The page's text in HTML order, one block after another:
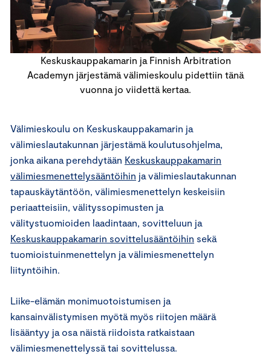
Keskuskauppakamarin ja Finnish Arbitration
Academyn järjestämä välimieskoulu pidettiin tänä
vuonna jo viidettä kertaa.
Välimieskoulu on Keskuskauppakamarin ja
välimieslautakunnan järjestämä koulutusohjelma,
jonka aikana perehdytään Keskuskauppakamarin
välimiesmenettelysääntöihin ja välimieslautakunnan
tapauskäytäntöön, välimiesmenettelyn keskeisiin
periaatteisiin, välityssopimusten ja
välitystuomioiden laadintaan, sovitteluun ja
Keskuskauppakamarin sovittelusääntöihin sekä
tuomioistuinmenettelyn ja välimiesmenettelyn
liityntöihin.
Liike-elämän monimuotoistumisen ja
kansainvälistymisen myötä myös riitojen määrä
lisääntyy ja osa näistä riidoista ratkaistaan
välimiesmenettelyssä tai sovittelussa.